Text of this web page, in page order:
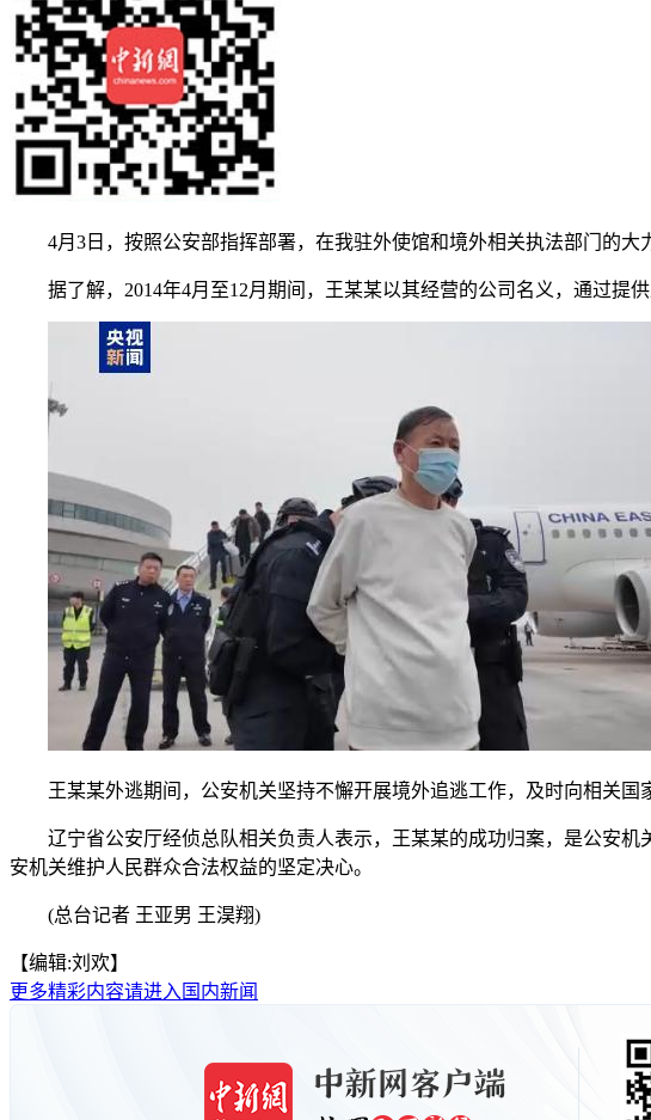
4月3日，按照公安部指挥部署，在我驻外使馆和境外相关执法部门的大
据了解，2014年4月至12月期间，王某某以其经营的公司名义，通过提供
王某某外逃期间，公安机关坚持不懈开展境外追逃工作，及时向相关国
辽宁省公安厅经侦总队相关负责人表示，王某某的成功归案，是公安机
安机关维护人民群众合法权益的坚定决心。
(总台记者 王亚男 王淏翔)
【编辑:刘欢】
更多精彩内容请进入国内新闻